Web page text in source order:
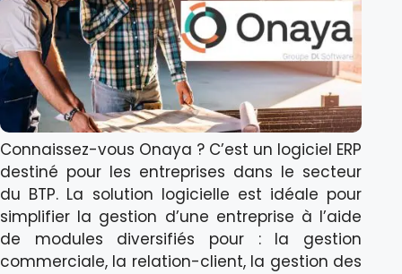
Connaissez-vous Onaya ? C’est un logiciel ERP
destiné pour les entreprises dans le secteur
du BTP. La solution logicielle est idéale pour
simplifier la gestion d’une entreprise à l’aide
de modules diversifiés pour : la gestion
commerciale, la relation-client, la gestion des